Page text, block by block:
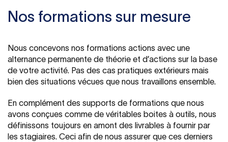
Nos formations sur mesure
Nous concevons nos formations actions avec une
alternance permanente de théorie et d’actions sur la base
de votre activité. Pas des cas pratiques extérieurs mais
bien des situations vécues que nous travaillons ensemble.
En complément des supports de formations que nous
avons conçues comme de véritables boites à outils, nous
définissons toujours en amont des livrables à fournir par
les stagiaires. Ceci afin de nous assurer que ces derniers